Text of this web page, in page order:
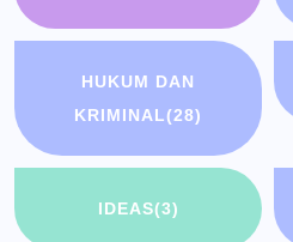
HUKUM DAN
KRIMINAL(28)
IDEAS(3)